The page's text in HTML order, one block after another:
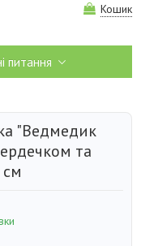
Кошик
питання
"Ведмедик
та